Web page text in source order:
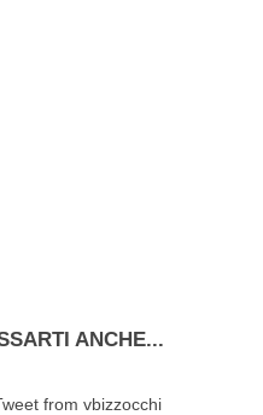
ANCHE...
from vbizzocchi